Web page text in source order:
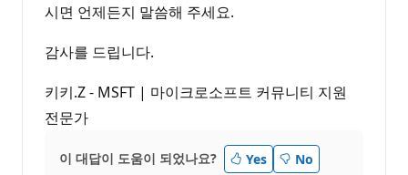
시면 언제든지 말씀해 주세요.
감사를 드립니다.
키키.Z - MSFT | 마이크로소프트 커뮤니티 지원
전문가
이 대답이 도움이 되었나요? Yes No